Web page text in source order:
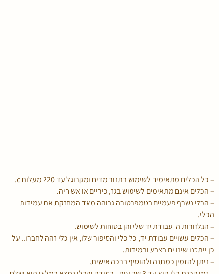
– כל הכלים מתאימים לשימוש בתנור מדיח ומקרוגל עד 220 מעלות c.
– הכלים אינם מתאימים לשימוש בגז, כיריים או אש חיה.
– הכלי נשרף פעמיים בטמפרטורה גבוהה מאד המחזקת את עמידות
הכלי.
– הגלזורות הן עבודת יד שלי והן בטוחות לשימוש.
– הכלים עשויים עבודת יד, כל כלי והסיפור שלו, אין כלי זהה לחברו.. על
כן ייתכנו שינויים בצבע ובמידות.
– ניתן להזמין כמתנה ולהוסיף ברכה אישית.